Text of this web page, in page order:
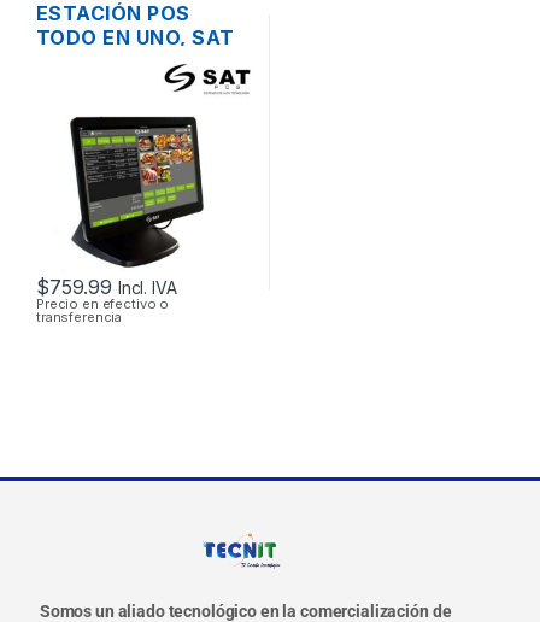
ESTACIÓN POS
TODO EN UNO, SAT
SAT5036, CI140,
INTEL CELERON,
PANTALLA TOUCH
DE 15.6″, RAM 4GB,
DISCO 128 GB SSD
$759.99 Incl. IVA
Precio en efectivo o
transferencia
Somos un aliado tecnológico en la comercialización de